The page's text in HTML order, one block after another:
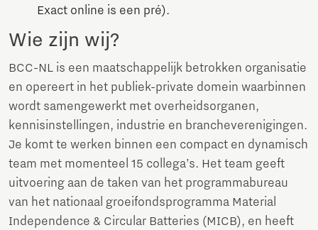
Exact online is een pré).
Wie zijn wij?
BCC-NL is een maatschappelijk betrokken organisatie
en opereert in het publiek-private domein waarbinnen
wordt samengewerkt met overheidsorganen,
kennisinstellingen, industrie en brancheverenigingen.
Je komt te werken binnen een compact en dynamisch
team met momenteel 15 collega’s. Het team geeft
uitvoering aan de taken van het programmabureau
van het nationaal groeifondsprogramma Material
Independence & Circular Batteries (MICB), en heeft